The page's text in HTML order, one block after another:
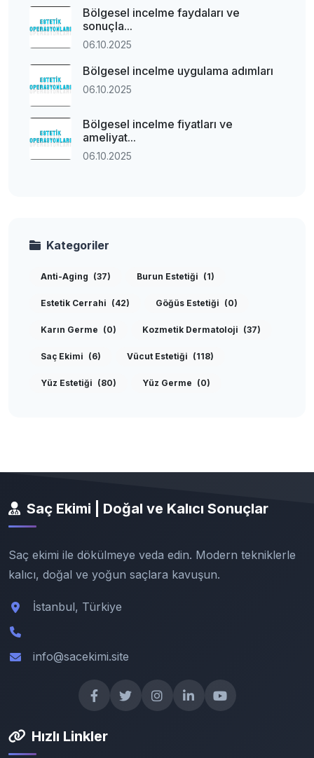
Bölgesel incelme faydaları ve
sonuçla...
06.10.2025
Bölgesel incelme uygulama adımları
06.10.2025
Bölgesel incelme fiyatları ve
ameliyat...
06.10.2025
Kategoriler
Anti-Aging (37) Burun Estetiği (1)
Estetik Cerrahi (42) Göğüs Estetiği (0)
Karın Germe (0) Kozmetik Dermatoloji (37)
Saç Ekimi (6) Vücut Estetiği (118)
Yüz Estetiği (80) Yüz Germe (0)
Saç Ekimi | Doğal ve Kalıcı Sonuçlar
Saç ekimi ile dökülmeye veda edin. Modern tekniklerle
kalıcı, doğal ve yoğun saçlara kavuşun.
İstanbul, Türkiye
info@sacekimi.site
Hızlı Linkler